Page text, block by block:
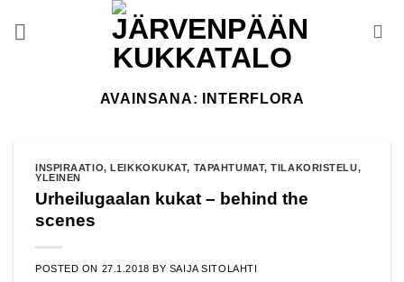
AVAINSANA: INTERFLORA
INSPIRAATIO,LEIKKOKUKAT, TAPAHTUMAT,TILAKORISTELU,
YLEINEN
Urheilugaalan kukat – behind the
scenes
POSTED ON 27.1.2018 BY SAIJA SITOLAHTI